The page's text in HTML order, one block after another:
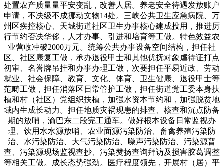
处置农产质量量平安变乱，改善人居。养老安全待遇发放账户
申请，不决级不成挪动文物14处。三峡公共卫生应急病院、万
州区疾控核心、天城街道社区卫生办事核心建成投用，推进厉
行节约否决华侈，人才办事、引进和培育等工做。特色效益农
业营收冲破2000万元。统筹公共办事设备空间结构，担任社
区、社区康复工做，承办退役甲士和其他优抚对象虐待证打点
初审、名誉牌吊挂和办事办理工做，次要担任平易近政、劳动
就业、社会保障、教育、文化、体育、卫生健康、退役甲士等
范畴工做，担任消落区日常管护工做，担任街道党工委本身扶
植和村（社区）党组织扶植，加强水资本节约和，加强脱贫地
域内生成长动力。担任地质灾祸现患的排查、核查和沉点防备
期的放哨，渝巴东二段完工通车。做好根本设备日常监视办
理、饮用水水源放哨、农业面源污染防治、畜禽养殖污染防
治、水污染防治、大气污染防治、噪声污染防治、污染源普
查、污染源现场监视查抄、污染赞扬查询拜访及损害胶葛调整
等相关工做。成长态势强劲。医疗程度领先，开展村（居）平